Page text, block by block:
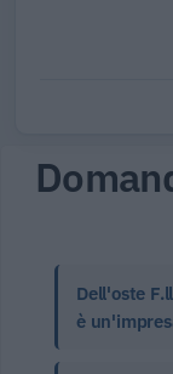
Dell'oste
è